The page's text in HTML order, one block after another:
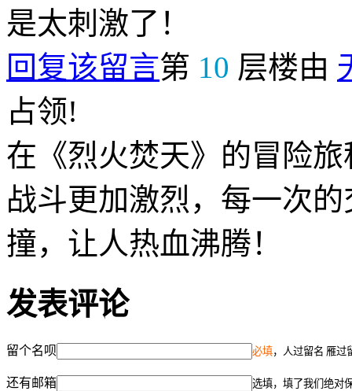
是太刺激了！
回复该留言第 10 层楼由
占领!
在《烈火焚天》的冒险
战斗更加激烈，每一次
撞，让人热血沸腾！
发表评论
留个名呗 必填，人过留名 雁过
还有邮箱 选填，填了我们绝对